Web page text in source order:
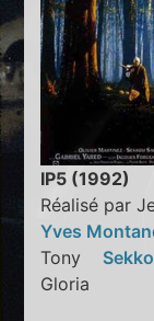
IP5 (1992)
Réalisé par
Yves
Tony
Gloria